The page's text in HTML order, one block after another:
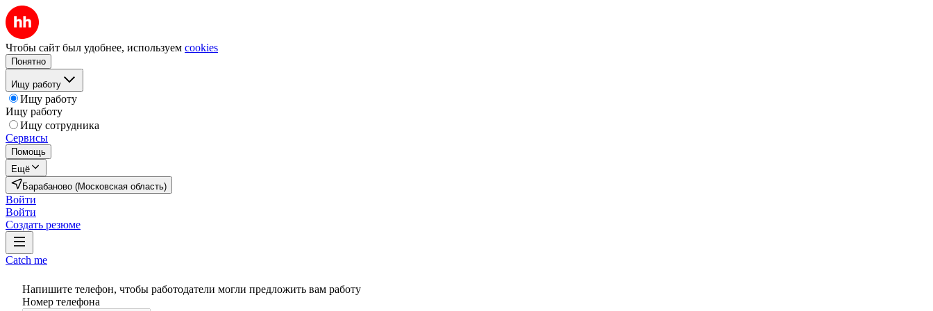
Чтобы сайт был удобнее, используем cookies
Понятно
Ищу работу
Ищу работу
Ищу работу
Ищу сотрудника
Сервисы
Помощь
Ещё
Барабаново (Московская область)
Войти
Войти
Создать резюме
Catch me
Напишите телефон, чтобы работодатели могли предложить вам работу
Номер телефона